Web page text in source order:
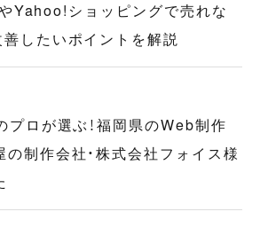
やYahoo!ショッピングで売れな
したいポイントを解説
プロが選ぶ！福岡県のWeb制作
制作会社・株式会社フォイス様